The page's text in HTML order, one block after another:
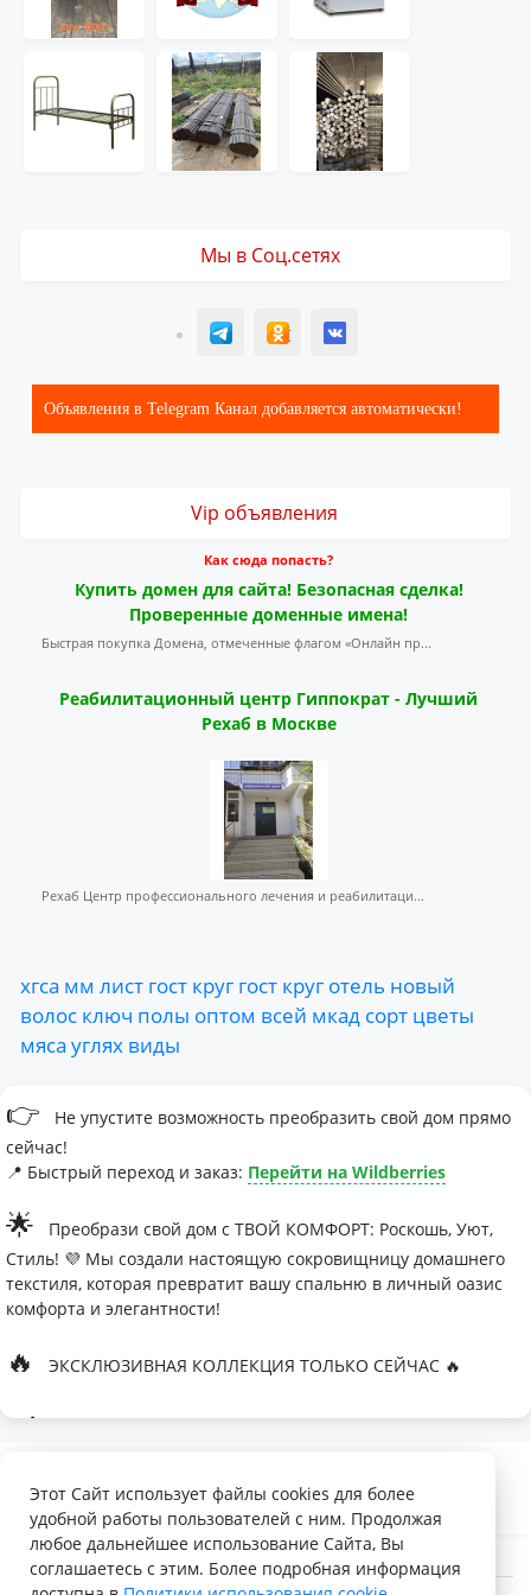
Мы в Соц.сетях
T ОК ВК
Объявления в Telegram Канал добавляется автоматически!
Vip объявления
Как сюда попасть?
Купить домен для сайта! Безопасная сделка!
Проверенные доменные имена!
Быстрая покупка Домена, отмеченные флагом «Онлайн пр...
Реабилитационный центр Гиппократ - Лучший
Рехаб в Москве
Рехаб Центр профессионального лечения и реабилитаци...
хгса мм лист гост круг гост круг отель новый
волос ключ полы оптом всей мкад сорт цветы
мяса углях виды
👉
Не упустите возможность преобразить свой дом прямо
сейчас!
📍 Быстрый переход и заказ: Перейти на Wildberries
🌟
Преобрази свой дом с ТВОЙ КОМФОРТ: Роскошь, Уют,
Стиль! 💜 Мы создали настоящую сокровищницу домашнего
текстиля, которая превратит вашу спальню в личный оазис
комфорта и элегантности!
🔥 ЭКСКЛЮЗИВНАЯ КОЛЛЕКЦИЯ ТОЛЬКО СЕЙЧАС 🔥
🛏
Палитра изысканных оттенков:
- Темно-серый для минималистичных интерьеров
- Сиреневый для романтичных натур
Этот Сайт использует файлы cookies для более
удобной работы пользователей с ним. Продолжая
любое дальнейшее использование Сайта, Вы
соглашаетесь с этим. Более подробная информация